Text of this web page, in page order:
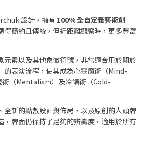
設計，擁有 100% 全自定義藝術創
得簡約且傳統，但近距離觀察時，更多豐富
元素以及其他象徵符號，非常適合用於關於
的表演流程，使其成為心靈魔術（Mind-
（Mentalism）及冷讀術（Cold-
全新的點數設計與佈局，以及原創的人頭牌
，牌面仍保持了足夠的辨識度，適用於所有